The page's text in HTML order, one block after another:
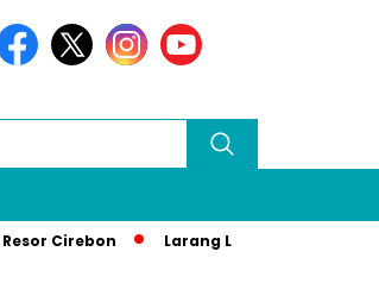
Larang Liputan Media Lokal di